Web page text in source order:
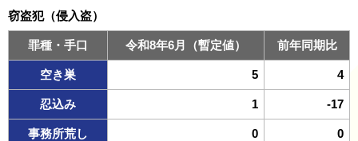
窃盗犯（侵入盗）
罪種・手口 令和8年6月（暫定値） 前年同期比
空き巣 5 4
忍込み 1 -17
事務所荒し 0 0